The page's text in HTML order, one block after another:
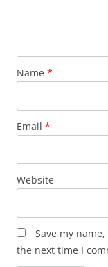
Name *
Email *
Website
Save my
the next time I